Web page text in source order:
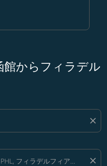
からフィラデル
close
close